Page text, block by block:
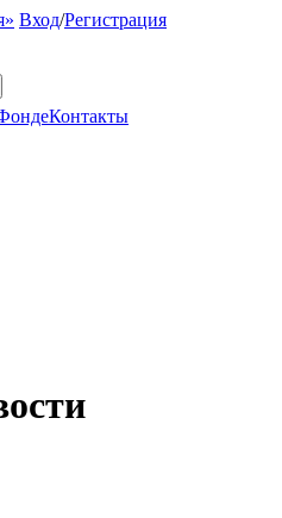
Вход/Регистрация
Контакты